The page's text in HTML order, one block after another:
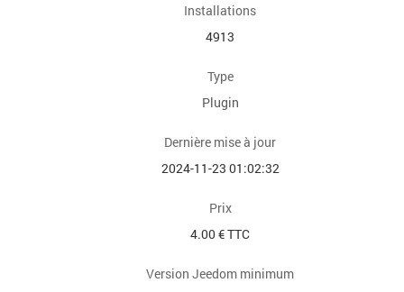
Installations
4913
Type
Plugin
Dernière mise à jour
2024-11-23 01:02:32
Prix
4.00 € TTC
Version Jeedom minimum